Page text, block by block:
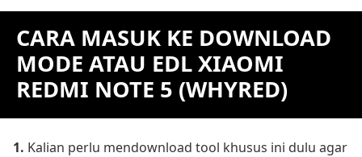
CARA MASUK KE DOWNLOAD
MODE ATAU EDL XIAOMI
REDMI NOTE 5 (WHYRED)
1. Kalian perlu mendownload tool khusus ini dulu agar